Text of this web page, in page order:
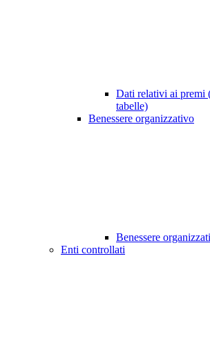
Dati relativi ai premi
tabelle)
Benessere organizzativo
Benessere
Enti controllati